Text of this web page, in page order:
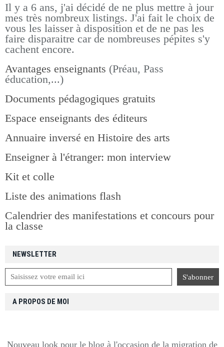
NEWSLETTER
Il y a 6 ans, j'ai décidé de ne plus mettre à jour
mes très nombreux listings. J'ai fait le choix de
vous les laisser à disposition et de ne pas les
faire disparaitre car de nombreuses pépites s'y
cachent encore.
Avantages enseignants (Préau, Pass
éducation,...)
Documents pédagogiques gratuits
Espace enseignants des éditeurs
Annuaire inversé en Histoire des arts
Enseigner à l'étranger: mon interview
Kit et colle
Liste des animations flash
Calendrier des manifestations et concours pour
la classe
A PROPOS DE MOI
Nouveau look pour le blog à l'occasion de la migration de